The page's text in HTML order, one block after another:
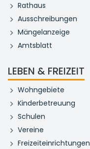
Rathaus
Ausschreibungen
Mängelanzeige
Amtsblatt
LEBEN & FREIZEIT
Wohngebiete
Kinderbetreuung
Schulen
Vereine
Freizeiteinrichtungen